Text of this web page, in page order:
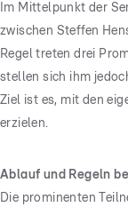
Im Mittelpunkt der
zwischen Steffen
Regel treten drei
stellen sich ihm
Ziel ist es, mit den
erzielen.
Ablauf und Regeln
Die prominenten